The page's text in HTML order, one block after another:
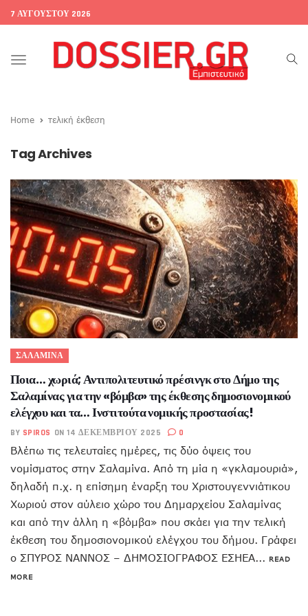
7 ΑΥΓΟΎΣΤΟΥ 2026
Toggle
Home τελική έκθεση
Tag Archives
ΣΑΛΑΜΙΝΑ
Ποια… χωριά; Αντιπολιτευτικό πρέσινγκ στο Δήμο της
Σαλαμίνας για την «βόμβα» της έκθεσης δημοσιονομικού
ελέγχου και τα… Ινστιτούτα νομικής προστασίας!
BY SPIROS ON 14 ΔΕΚΕΜΒΡΊΟΥ 2025 0
Βλέπω τις τελευταίες ημέρες, τις δύο όψεις του
νομίσματος στην Σαλαμίνα. Από τη μία η «γκλαμουριά»,
δηλαδή π.χ. η επίσημη έναρξη του Χριστουγεννιάτικου
Χωριού στον αύλειο χώρο του Δημαρχείου Σαλαμίνας
και από την άλλη η «βόμβα» που σκάει για την τελική
έκθεση του δημοσιονομικού ελέγχου του δήμου. Γράφει
ο ΣΠΥΡΟΣ ΝΑΝΝΟΣ – ΔΗΜΟΣΙΟΓΡΑΦΟΣ ΕΣΗΕΑ... READ
MORE